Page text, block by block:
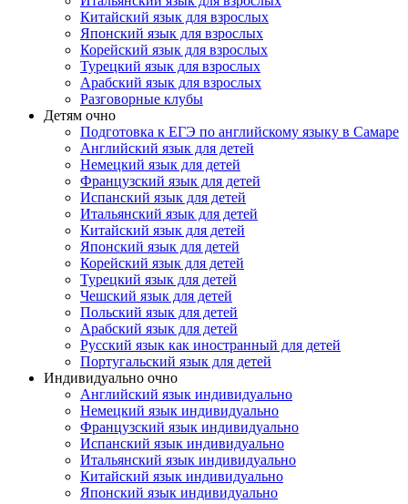
Китайский язык для взрослых
Японский язык для взрослых
Корейский язык для взрослых
Турецкий язык для взрослых
Арабский язык для взрослых
Разговорные клубы
Детям очно
Подготовка к ЕГЭ по английскому языку в Самаре
Английский язык для детей
Немецкий язык для детей
Французский язык для детей
Испанский язык для детей
Итальянский язык для детей
Китайский язык для детей
Японский язык для детей
Корейский язык для детей
Турецкий язык для детей
Чешский язык для детей
Польский язык для детей
Арабский язык для детей
Русский язык как иностранный для детей
Португальский язык для детей
Индивидуально очно
Английский язык индивидуально
Немецкий язык индивидуально
Французский язык индивидуально
Испанский язык индивидуально
Итальянский язык индивидуально
Китайский язык индивидуально
Японский язык индивидуально